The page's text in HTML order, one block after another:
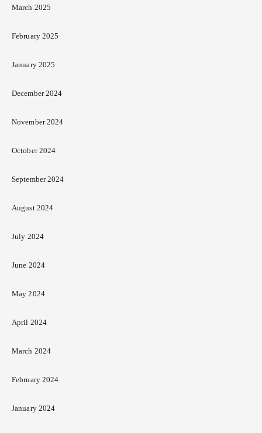
March 2025
February 2025
January 2025
December 2024
November 2024
October 2024
September 2024
August 2024
July 2024
June 2024
May 2024
April 2024
March 2024
February 2024
January 2024